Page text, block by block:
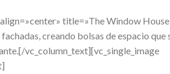
title=»The Window
creando bolsas de espacio que
vc_column_text][vc_single_image